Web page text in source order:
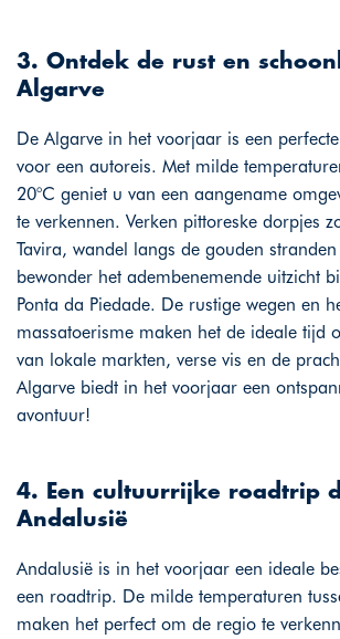
3. Ontdek de rust en
Algarve
De Algarve in het voorjaar is een
voor een autoreis. Met milde
20°C geniet u van een aangename
te verkennen. Verken pittoreske dorpjes
Tavira, wandel langs de gouden
bewonder het adembenemende uitzicht
Ponta da Piedade. De rustige wegen en
massatoerisme maken het de ideale tijd
van lokale markten, verse vis en de
Algarve biedt in het voorjaar een
avontuur!
4. Een cultuurrijke roadtrip
Andalusië
Andalusië is in het voorjaar een ideale
een roadtrip. De milde temperaturen
maken het perfect om de regio te